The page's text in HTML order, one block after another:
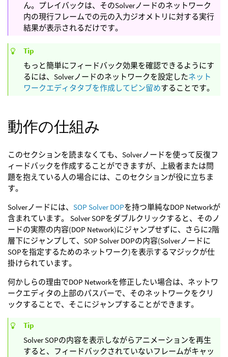
ん。プレイバックは、そのSolverノードのネットワーク
内の現行フレームでの元の入力ジオメトリに対する実行
結果が表示されるだけです。
Tip
もっと簡単にフィードバック効果を確認できるようにす
るには、Solverノードのネットワークを設定したネット
ワークエディタタブを作成してピン留めすることです。
動作の仕組み
このセクションを読まなくても、Solverノードを使って反復フ
ィードバックを作成することができますが、上級者または問
題を抱えている人の場合には、このセクションが役に立ちま
す。
Solverノードには、 SOP Solver DOPを持つ単純なDOP Networkが
含まれています。 Solver SOPをダブルクリックすると、そのノ
ードの実際の内容(DOP Network)にジャンプせずに、さらに2階
層下にジャンプして、SOP Solver DOPの内容(Solverノードに
SOPを指定するためのネットワーク)を表示するマジックが仕
掛けられています。
何かしらの理由でDOP Networkを修正したい場合は、ネットワ
ークエディタの上部のパスバーで、そのネットワークをクリ
ックすることで、そこにジャンプすることができます。
Tip
Solver SOPの内容を表示しながらアニメーションを再生
すると、フィードバックされていないフレームがキャッ